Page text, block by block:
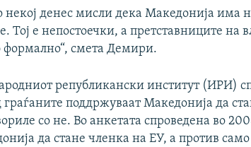
денес мисли дека Македонија има
е непостоечки, а претставниците на
формално“, смета Демири.
републикански институт (ИРИ)
граѓаните поддржуваат Македонија да
со не. Во анкетата спроведена во
да стане членка на ЕУ, а против само